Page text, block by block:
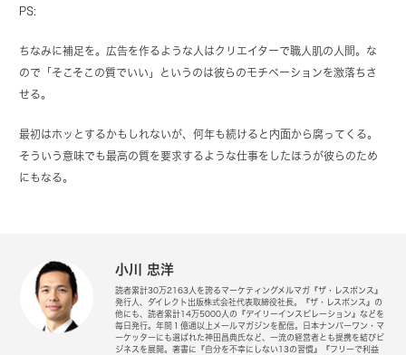
PS:
ちなみに補足を。広告を作るような人はクリエイターで職人肌の人間。な
ので「そこそこの質でいい」というのは彼らのモチベーションを激落ちさ
せる。
最初はホッとするかもしれないが、何年も続けると内面から腐ってくる。
そういう意味でも最高の質を要求するような仕事をしたほうが彼らのため
にもなる。
小川 忠洋
読者累計30万2163人を誇るマーケティングメルマガ『ザ・レスポンス』
発行人、ダイレクト出版株式会社代表取締役社長。『ザ・レスポンス』の
他にも、読者累計14万5000人の『デイリーインスピレーション』などを
毎日発行。年間１億通以上メールマガジンを配信。日本ナンバーワン・マ
ーケッターにも選ばれた神田昌典氏など、一流の経営者とも提携を結びビ
ジネスを展開。著書に『自分を不幸にしない13の習慣』『フリーで利益